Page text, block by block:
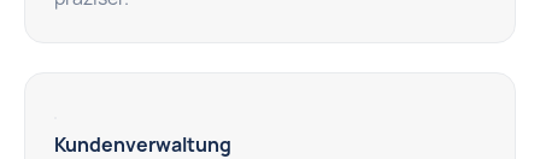
Kundenverwaltung